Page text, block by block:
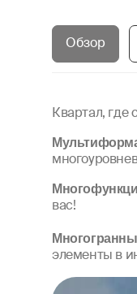
Обзор
Квартал, где
вас!
элементы в